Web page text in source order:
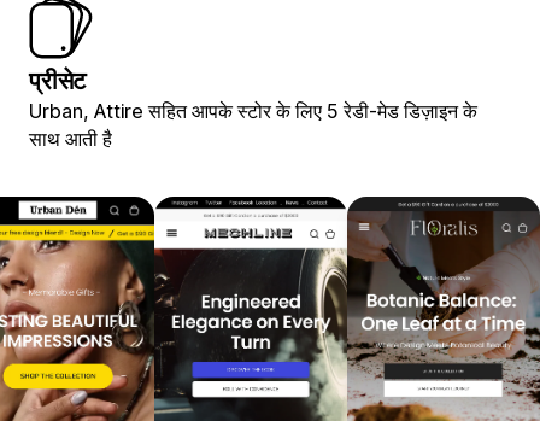
प्रीसेट
Urban, Attire सहित आपके स्टोर के लिए 5 रेडी-मेड डिज़ाइन के
साथ आती है